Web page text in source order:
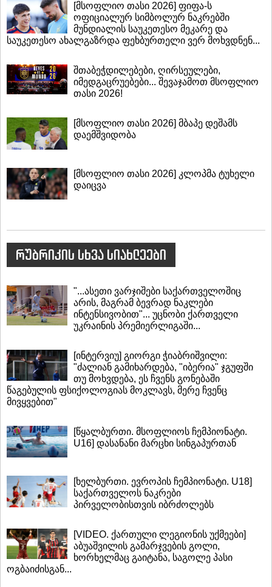
[მსოფლიო თასი 2026] ფიფა-ს
ოფიციალურ სიმბოლურ ნაკრებში
მუნდიალის საუკეთესო მეკარე და
საუკეთესო ახალგაზრდა ფეხბურთელი ვერ მოხვდნენ...
შთაბეჭდილებები, ღირსეულები,
იმედგაცრუებები... შევაჯამოთ მსოფლიო
თასი 2026!
[მსოფლიო თასი 2026] მბაპე დეშამს
დაემშვიდობა
[მსოფლიო თასი 2026] კლოპმა ტუხელი
დაიცვა
რუბრიკის სხვა სიახლეები
"...ასეთი ვარჯიშები საქართველოშიც
არის, მაგრამ ბევრად ნაკლები
ინტენსივობით"... უცნობი ქართველი
უკრაინის პრემიერლიგაში...
[ინტერვიუ] გიორგი ჭიაბრიშვილი:
"ძალიან გამიხარდება, "იბერია" ჯგუფში
თუ მოხვდება, ეს ჩვენს გონებაში
წაგებულის ფსიქოლოგიას მოკლავს, მერე ჩვენც
მივყვებით"
[წყალბურთი. მსოფლიოს ჩემპიონატი.
U16] დასანანი მარცხი სინგაპურთან
[ხელბურთი. ევროპის ჩემპიონატი. U18]
საქართველოს ნაკრები
პირველობისთვის იბრძოლებს
[VIDEO. ქართული ლეგიონის უქმეები]
აბუაშვილის გამარჯვების გოლი,
ხორხელმაც გაიტანა, საგოლე პასი
ოგბაიძისგან...